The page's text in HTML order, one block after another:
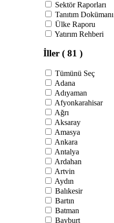
Sektör Raporları
Tanıtım Dokümanı
Ülke Raporu
Yatırım Rehberi
İller ( 81 )
Tümünü Seç
Adana
Adıyaman
Afyonkarahisar
Ağrı
Aksaray
Amasya
Ankara
Antalya
Ardahan
Artvin
Aydın
Balıkesir
Bartın
Batman
Bayburt